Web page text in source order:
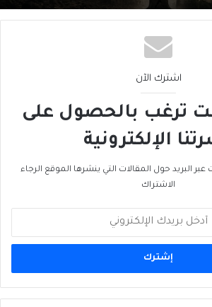
اشترك الآن
ترغب بالحصول على
الإلكترونية
البريد حول المقالات التي ينشرها الموقع الرجاء
الاشتراك